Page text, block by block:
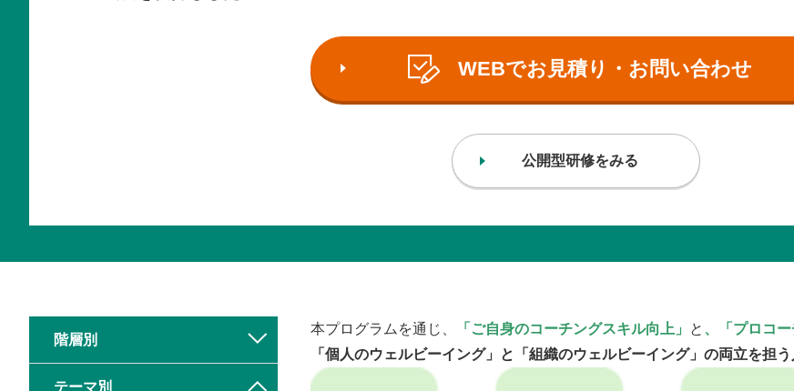
WEBでお見積り・お問い合わせ
公開型研修をみる
本プログラムを通じ、 「ご自身のコーチングスキル向上」 と 、「プロコー
「個人のウェルビーイング」と「組織のウェルビーイング」の両立を担
階層別
テーマ別